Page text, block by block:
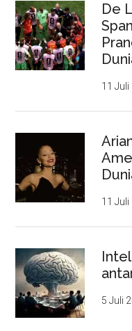
De
11 Juli
11 Juli
5 Juli